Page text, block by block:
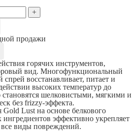
+
продажи
горячих инструментов,
вид. Многофункциональный
восстанавливает, питает и
высоких температур до
шелковистыми, мягкими и
без frizzy-эффекта.
Lust на основе белкового
ингредиентов эффективно укрепляет
виды повреждений.